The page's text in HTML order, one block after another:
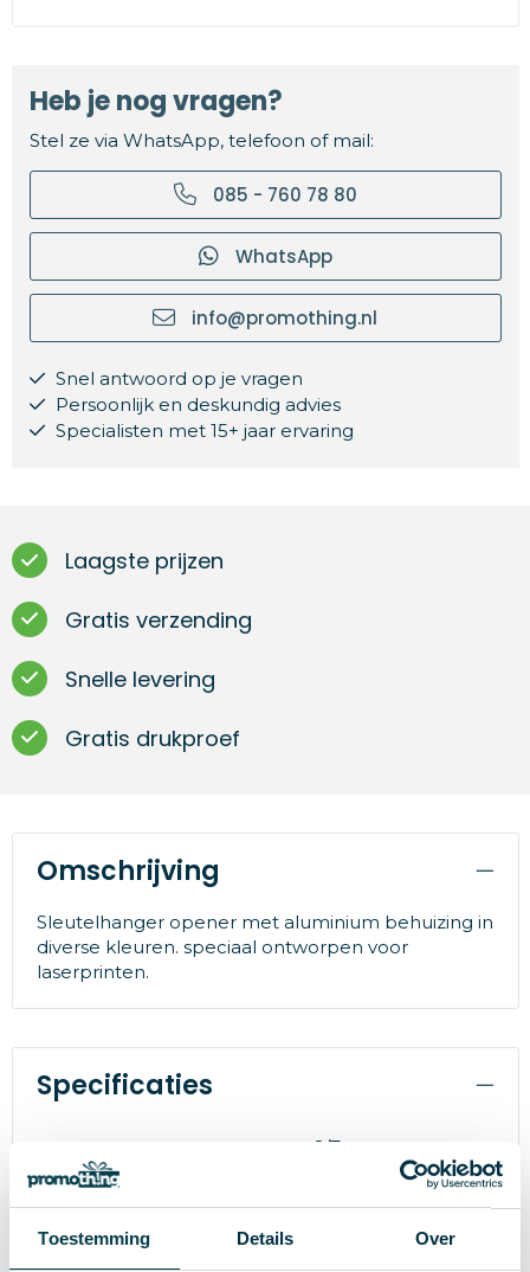
Toestemming Details Over
Heb je nog vragen?
Stel ze via WhatsApp, telefoon of mail:
085 - 760 78 80
WhatsApp
info@promothing.nl
Snel antwoord op je vragen
Persoonlijk en deskundig advies
Specialisten met 15+ jaar ervaring
Laagste prijzen
Gratis verzending
Snelle levering
Gratis drukproef
Omschrijving
Sleutelhanger opener met aluminium behuizing in
diverse kleuren. speciaal ontworpen voor
laserprinten.
Specificaties
S/T
Merk